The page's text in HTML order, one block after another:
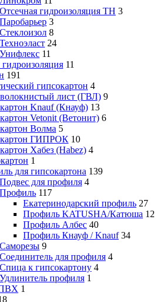
Отсечная гидроизоляция ТН 3
Паробарьер 3
Стеклоизол 8
Техноэласт 24
Унифлекс 11
11
191
гипсокартон 4
лист (ГВЛ) 9
Knauf (Кнауф) 13
Vetonit (Ветонит) 6
Волма 5
ГИПРОК 10
Хабез (Habez) 4
1
для гипсокартона 139
Подвес для профиля 4
Профиль 117
Екатеринодарский профиль 27
Профиль KATUSHA/Катюша 12
Профиль Албес 40
Профиль Кнауф / Knauf 34
Саморезы 9
Соединитель для профиля 4
Спица к гипсокартону 4
Удлинитель профиля 1
1